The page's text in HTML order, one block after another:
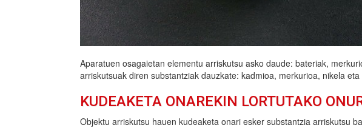
Aparatuen osagaietan elementu arriskutsu asko daude: bateriak,
arriskutsuak diren substantziak dauzkate: kadmioa, merkurioa, nikela eta
KUDEAKETA ONAREKIN LORTUTAKO
Objektu arriskutsu hauen kudeaketa onari esker substantzia arriskutsu